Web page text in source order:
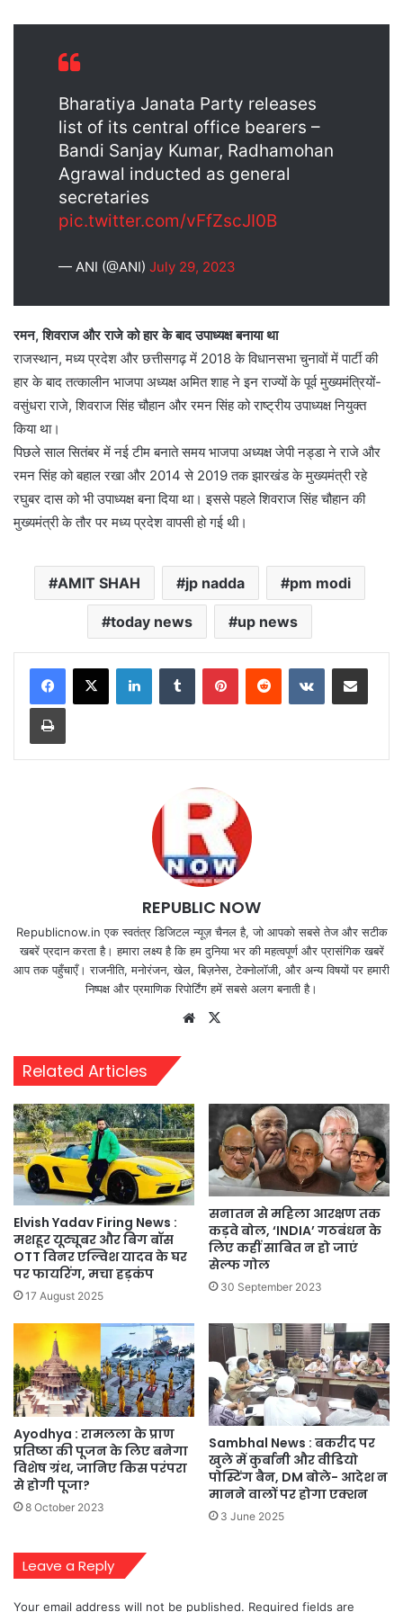
Bharatiya Janata Party releases
list of its central office bearers –
Bandi Sanjay Kumar, Radhamohan
Agrawal inducted as general
secretaries
pic.twitter.com/vFfZscJI0B
— ANI (@ANI) July 29, 2023
रमन, शिवराज और राजे को हार के बाद उपाध्यक्ष बनाया था
राजस्थान, मध्य प्रदेश और छत्तीसगढ़ में 2018 के विधानसभा चुनावों में पार्टी की
हार के बाद तत्कालीन भाजपा अध्यक्ष अमित शाह ने इन राज्यों के पूर्व मुख्यमंत्रियों-
वसुंधरा राजे, शिवराज सिंह चौहान और रमन सिंह को राष्ट्रीय उपाध्यक्ष नियुक्त
किया था।
पिछले साल सितंबर में नई टीम बनाते समय भाजपा अध्यक्ष जेपी नड्डा ने राजे और
रमन सिंह को बहाल रखा और 2014 से 2019 तक झारखंड के मुख्यमंत्री रहे
रघुबर दास को भी उपाध्यक्ष बना दिया था। इससे पहले शिवराज सिंह चौहान की
मुख्यमंत्री के तौर पर मध्य प्रदेश वापसी हो गई थी।
AMIT SHAH jp nadda pm modi
today news up news
LinkedInTumblr PinterestReddit VKontakteShare via Email
Print
REPUBLIC NOW
Republicnow.in एक स्वतंत्र डिजिटल न्यूज़ चैनल है, जो आपको सबसे तेज और सटीक
खबरें प्रदान करता है। हमारा लक्ष्य है कि हम दुनिया भर की महत्वपूर्ण और प्रासंगिक खबरें
आप तक पहुँचाएँ। राजनीति, मनोरंजन, खेल, बिज़नेस, टेक्नोलॉजी, और अन्य विषयों पर हमारी
निष्पक्ष और प्रमाणिक रिपोर्टिंग हमें सबसे अलग बनाती है।
Website
Related Articles
Elvish Yadav Firing News :
मशहूर यूट्यूबर और बिग बॉस
OTT विनर एल्विश यादव के घर
पर फायरिंग, मचा हड़कंप
17 August 2025
सनातन से महिला आरक्षण तक
कड़वे बोल, ‘INDIA’ गठबंधन के
लिए कहीं साबित न हो जाएं
सेल्फ गोल
30 September 2023
Ayodhya : रामलला के प्राण
प्रतिष्ठा की पूजन के लिए बनेगा
विशेष ग्रंथ, जानिए किस परंपरा
से होगी पूजा?
8 October 2023
Sambhal News : बकरीद पर
खुले में कुर्बानी और वीडियो
पोस्टिंग बैन, DM बोले- आदेश न
मानने वालों पर होगा एक्शन
3 June 2025
Leave a Reply
Your email address will not be published. Required fields are